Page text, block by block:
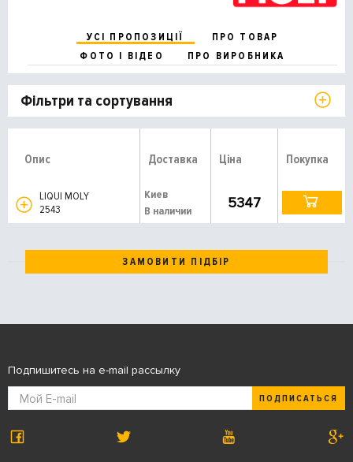
УСІ ПРОПОЗИЦІЇ
ПРО ТОВАР
ФОТО І ВІДЕО
ПРО ВИРОБНИКА
Фільтри та сортування
Опис Доставка Ціна Покупка
LIQUI MOLY
2543
Киев
В наличии
5347
ЗАМОВИТИ ПІДБІР
Подпишитесь на e-mail рассылку
ПОДПИСАТЬСЯ